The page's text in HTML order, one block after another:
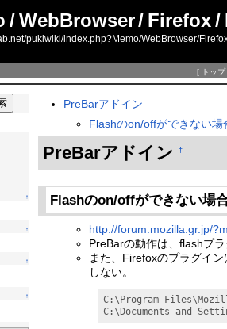
/WebBrowser/ Firefox/
pukiwiki/index.php?Memo/WebBrowser/
[ トップ
PreBarアドイン
Flashのon/offができない場
PreBarアドイン†
Flashのon/offができない場
http://forum.mozilla.gr.jp/
PreBarの動作は、flashプ
また、Firefoxのプラグイ
しない。
C:\Program
C:\Documents and
↑
↑
↑
↑